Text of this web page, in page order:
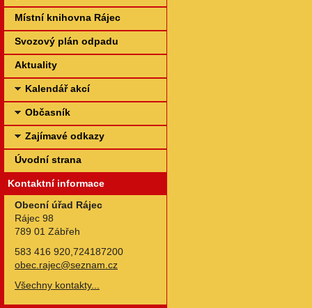
Místní knihovna Rájec
Svozový plán odpadu
Aktuality
Kalendář akcí
Občasník
Zajímavé odkazy
Úvodní strana
Kontaktní informace
Obecní úřad Rájec
Rájec 98
789 01 Zábřeh
583 416 920,724187200
obec.rajec@seznam.cz
Všechny kontakty...